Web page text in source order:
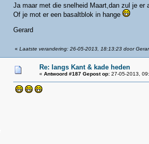
Ja maar met die snelheid Maart,dan zul je
Of je mot er een basaltblok in hange
Gerard
« Laatste verandering: 26-05-2013, 18:13:23 door
Re: langs Kant & kade heden
« Antwoord #187 Gepost op: 27-05-2013,